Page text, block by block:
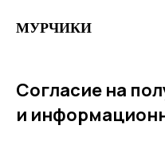
МУРЧИКИ
Согласие на
и